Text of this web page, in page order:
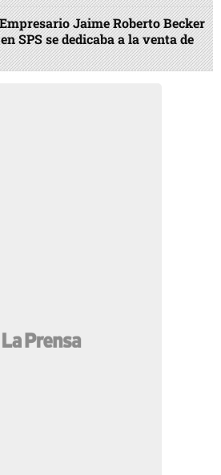
Empresario Jaime Roberto Becker
SPS se dedicaba a la venta de